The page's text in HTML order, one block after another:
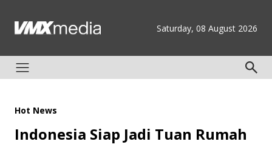
Saturday, 08 August 2026
Hot News
Indonesia Siap Jadi Tuan Rumah